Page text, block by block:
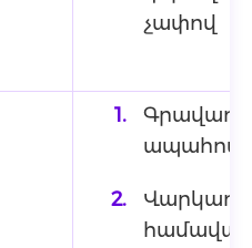
չափով